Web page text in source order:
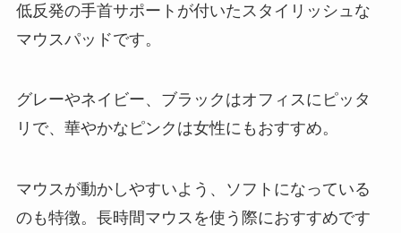
低反発の手首サポートが付いたスタイリッシュな
マウスパッドです。
グレーやネイビー、ブラックはオフィスにピッタ
リで、華やかなピンクは女性にもおすすめ。
マウスが動かしやすいよう、ソフトになっている
のも特徴。長時間マウスを使う際におすすめです